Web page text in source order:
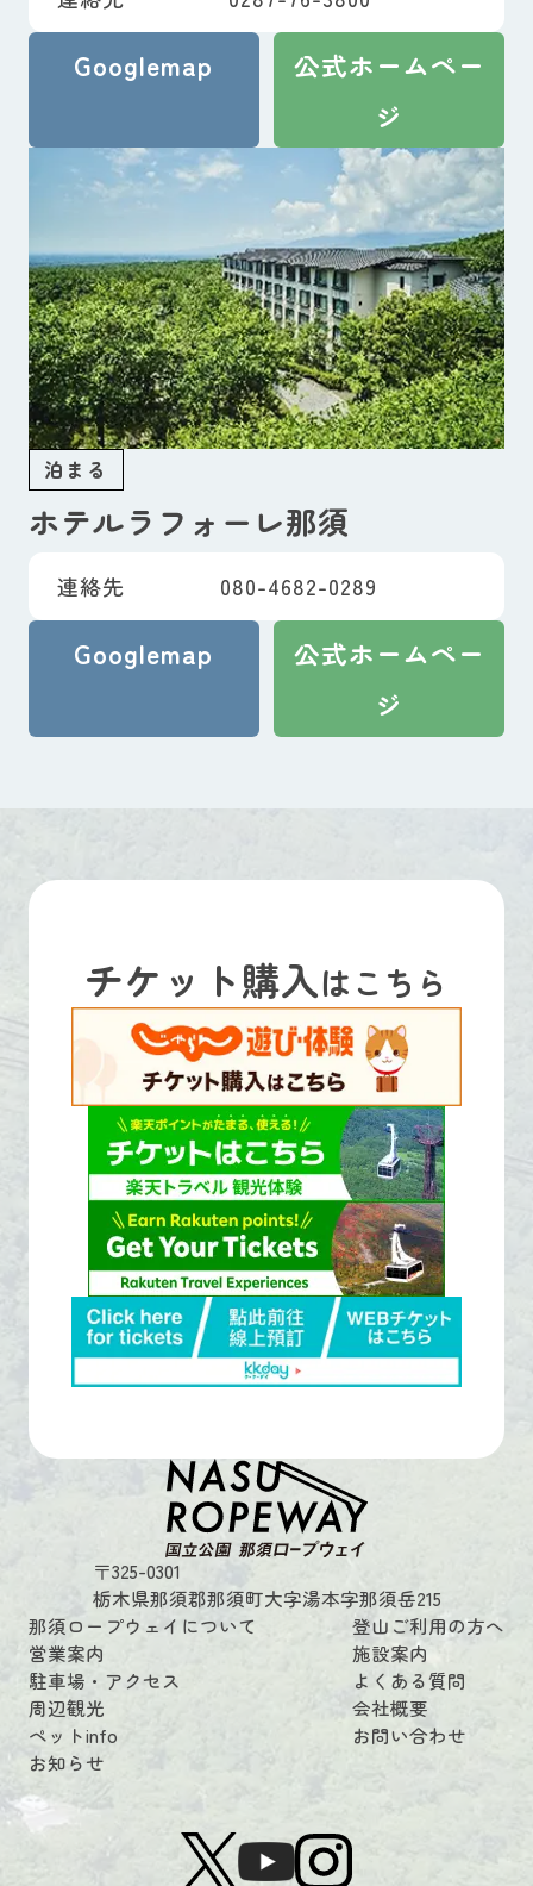
Googlemap
公式ホームペー
ジ
泊まる
ホテルラフォーレ那須
連絡先 080-4682-0289
Googlemap
公式ホームペー
ジ
チケット購入はこちら
〒325-0301
栃木県那須郡那須町大字湯本字那須岳215
那須ロープウェイについて
営業案内
駐車場・アクセス
周辺観光
ペットinfo
お知らせ
登山ご利用の方へ
施設案内
よくある質問
会社概要
お問い合わせ